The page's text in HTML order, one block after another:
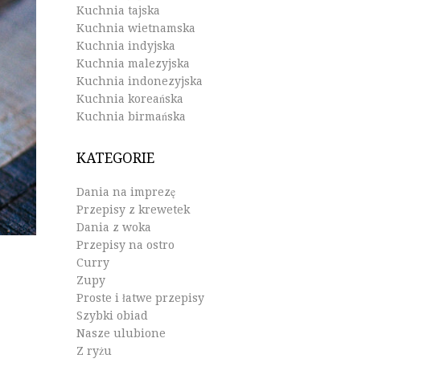
Kuchnia tajska
Kuchnia wietnamska
Kuchnia indyjska
Kuchnia malezyjska
Kuchnia indonezyjska
Kuchnia koreańska
Kuchnia birmańska
KATEGORIE
Dania na imprezę
Przepisy z krewetek
Dania z woka
Przepisy na ostro
Curry
Zupy
Proste i łatwe przepisy
Szybki obiad
Nasze ulubione
Z ryżu